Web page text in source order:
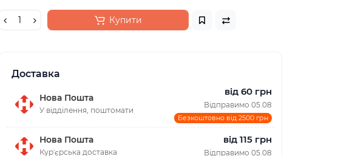
Купити
Доставка
Нова Пошта
У відділення, поштомати
від 60 грн
Відправимо 05.08
Безкоштовно від 2500 грн
Нова Пошта
Курʼєрська доставка
від 115 грн
Відправимо 05.08